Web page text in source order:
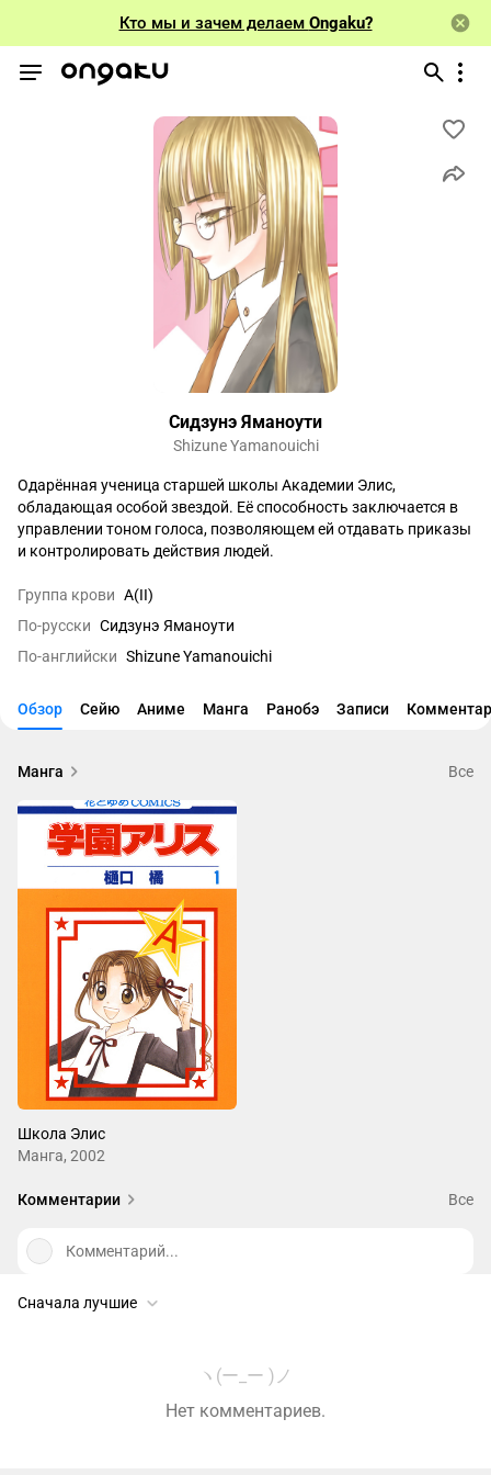
Кто мы и зачем делаем Ongaku?
Сидзунэ Яманоути
Shizune Yamanouichi
Одарённая ученица старшей школы Академии Элис,
обладающая особой звездой. Её способность заключается в
управлении тоном голоса, позволяющем ей отдавать приказы
и контролировать действия людей.
Группа крови A(II)
По-русски Сидзунэ Яманоути
По-английски Shizune Yamanouichi
Обзор Сейю Аниме Манга Ранобэ Записи
Манга Все
Школа Элис
Манга, 2002
Комментарии Все
Комментарий...
Сначала лучшие
ヽ(ー_ー )ノ
Нет комментариев.